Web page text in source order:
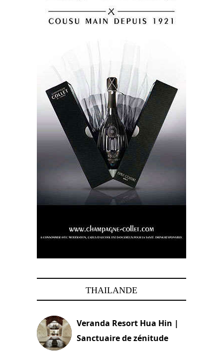
THAILANDE
Veranda Resort Hua Hin |
Sanctuaire de zénitude